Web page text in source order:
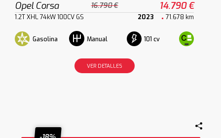
Opel Corsa 16.790 € 14.790 €
1.2T XHL 74kW 100CV GS 2023 71.678 km
Gasolina Manual 101 cv
VER DETALLES